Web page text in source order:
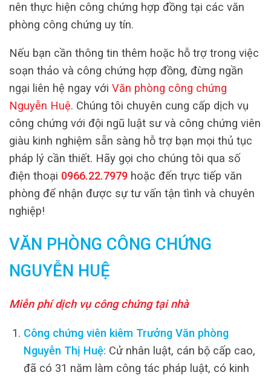
nên thực hiện công chứng hợp đồng tại các văn
phòng công chứng uy tín.
Nếu bạn cần thông tin thêm hoặc hỗ trợ trong việc
soạn thảo và công chứng hợp đồng, đừng ngần
ngại liên hệ ngay với Văn phòng công chứng
Nguyễn Huệ. Chúng tôi chuyên cung cấp dịch vụ
công chứng với đội ngũ luật sư và công chứng viên
giàu kinh nghiệm sẵn sàng hỗ trợ bạn mọi thủ tục
pháp lý cần thiết. Hãy gọi cho chúng tôi qua số
điện thoại 0966.22.7979 hoặc đến trực tiếp văn
phòng để nhận được sự tư vấn tận tình và chuyên
nghiệp!
VĂN PHÒNG CÔNG CHỨNG
NGUYỄN HUỆ
Miễn phí dịch vụ công chứng tại nhà
Công chứng viên kiêm Trưởng Văn phòng
Nguyễn Thị Huệ: Cử nhân luật, cán bộ cấp cao,
đã có 31 năm làm công tác pháp luật, có kinh